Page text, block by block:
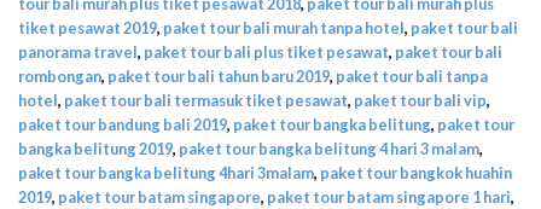
tour bali murah plus tiket pesawat 2018, paket tour bali murah plus
tiket pesawat 2019, paket tour bali murah tanpa hotel, paket tour bali
panorama travel, paket tour bali plus tiket pesawat, paket tour bali
rombongan, paket tour bali tahun baru 2019, paket tour bali tanpa
hotel, paket tour bali termasuk tiket pesawat, paket tour bali vip,
paket tour bandung bali 2019, paket tour bangka belitung, paket tour
bangka belitung 2019, paket tour bangka belitung 4 hari 3 malam,
paket tour bangka belitung 4hari 3malam, paket tour bangkok huahin
2019, paket tour batam singapore, paket tour batam singapore 1 hari,